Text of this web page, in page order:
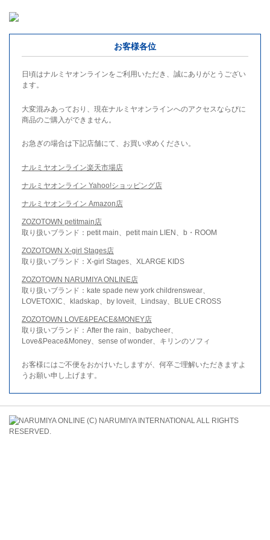
お客様各位
日頃はナルミヤオンラインをご利用いただき、誠にありがとうござい
ます。
大変混みあっており、現在ナルミヤオンラインへのアクセスならびに
商品のご購入ができません。
お急ぎの場合は下記店舗にて、お買い求めください。
ナルミヤオンライン楽天市場店
ナルミヤオンライン Yahoo!ショッピング店
ナルミヤオンライン Amazon店
ZOZOTOWN petitmain店
取り扱いブランド：petit main、petit main LIEN、b・ROOM
ZOZOTOWN X-girl Stages店
取り扱いブランド：X-girl Stages、XLARGE KIDS
ZOZOTOWN NARUMIYA ONLINE店
取り扱いブランド：kate spade new york childrenswear、
LOVETOXIC、kladskap、by loveit、Lindsay、BLUE CROSS
ZOZOTOWN LOVE&PEACE&MONEY店
取り扱いブランド：After the rain、babycheer、
Love&Peace&Money、sense of wonder、キリンのソフィ
お客様にはご不便をおかけいたしますが、何卒ご理解いただきますよ
うお願い申し上げます。